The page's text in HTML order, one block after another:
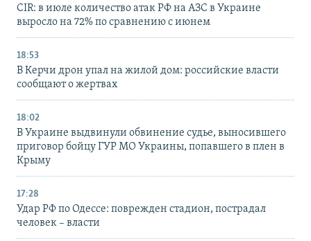
CIR: в июле количество атак РФ на АЗС в Украине
выросло на 72% по сравнению с июнем
18:53
В Керчи дрон упал на жилой дом: российские власти
сообщают о жертвах
18:02
В Украине выдвинули обвинение судье, выносившего
приговор бойцу ГУР МО Украины, попавшего в плен в
Крыму
17:28
Удар РФ по Одессе: поврежден стадион, пострадал
человек – власти